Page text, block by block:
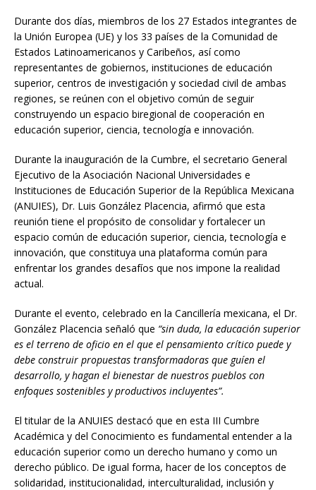
Durante dos días, miembros de los 27 Estados integrantes de
la Unión Europea (UE) y los 33 países de la Comunidad de
Estados Latinoamericanos y Caribeños, así como
representantes de gobiernos, instituciones de educación
superior, centros de investigación y sociedad civil de ambas
regiones, se reúnen con el objetivo común de seguir
construyendo un espacio biregional de cooperación en
educación superior, ciencia, tecnología e innovación.
Durante la inauguración de la Cumbre, el secretario General
Ejecutivo de la Asociación Nacional Universidades e
Instituciones de Educación Superior de la República Mexicana
(ANUIES), Dr. Luis González Placencia, afirmó que esta
reunión tiene el propósito de consolidar y fortalecer un
espacio común de educación superior, ciencia, tecnología e
innovación, que constituya una plataforma común para
enfrentar los grandes desafíos que nos impone la realidad
actual.
Durante el evento, celebrado en la Cancillería mexicana, el Dr.
González Placencia señaló que “sin duda, la educación superior
es el terreno de oficio en el que el pensamiento crítico puede y
debe construir propuestas transformadoras que guíen el
desarrollo, y hagan el bienestar de nuestros pueblos con
enfoques sostenibles y productivos incluyentes”.
El titular de la ANUIES destacó que en esta III Cumbre
Académica y del Conocimiento es fundamental entender a la
educación superior como un derecho humano y como un
derecho público. De igual forma, hacer de los conceptos de
solidaridad, institucionalidad, interculturalidad, inclusión y